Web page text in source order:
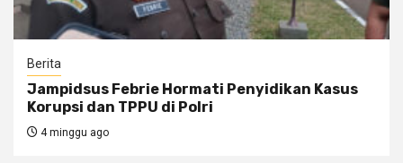
Berita
Jampidsus Febrie Hormati Penyidikan Kasus
Korupsi dan TPPU di Polri
4 minggu ago